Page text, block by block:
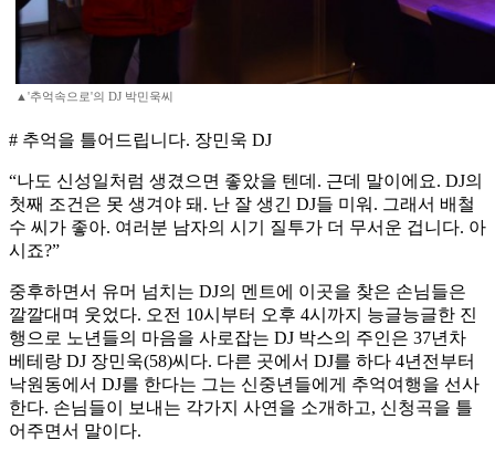
▲'추억속으로'의 DJ 박민욱씨
# 추억을 틀어드립니다. 장민욱 DJ
“나도 신성일처럼 생겼으면 좋았을 텐데. 근데 말이에요. DJ의
첫째 조건은 못 생겨야 돼. 난 잘 생긴 DJ들 미워. 그래서 배철
수 씨가 좋아. 여러분 남자의 시기 질투가 더 무서운 겁니다. 아
시죠?”
중후하면서 유머 넘치는 DJ의 멘트에 이곳을 찾은 손님들은
깔깔대며 웃었다. 오전 10시부터 오후 4시까지 능글능글한 진
행으로 노년들의 마음을 사로잡는 DJ 박스의 주인은 37년차
베테랑 DJ 장민욱(58)씨다. 다른 곳에서 DJ를 하다 4년전부터
낙원동에서 DJ를 한다는 그는 신중년들에게 추억여행을 선사
한다. 손님들이 보내는 각가지 사연을 소개하고, 신청곡을 틀
어주면서 말이다.